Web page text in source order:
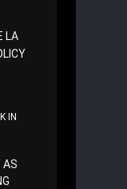
LA
IN
AS